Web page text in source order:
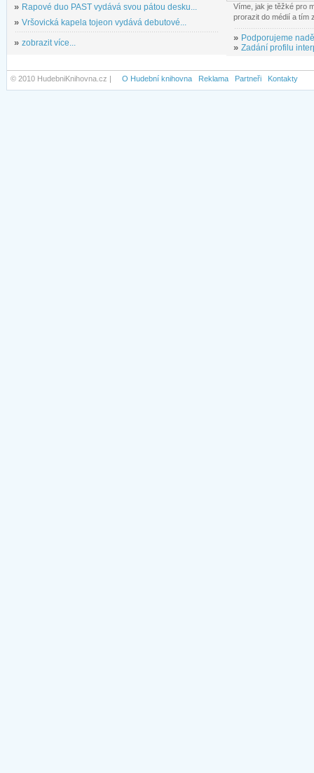
» Rapové duo PAST vydává svou pátou desku...
» Vršovická kapela tojeon vydává debutové...
» zobrazit více...
Víme, jak je těžké pro
prorazit do médií a tím
» Podporujeme
» Zadání profilu
© 2010 HudebniKnihovna.cz | O Hudební knihovna Reklama Partneři Kontakty